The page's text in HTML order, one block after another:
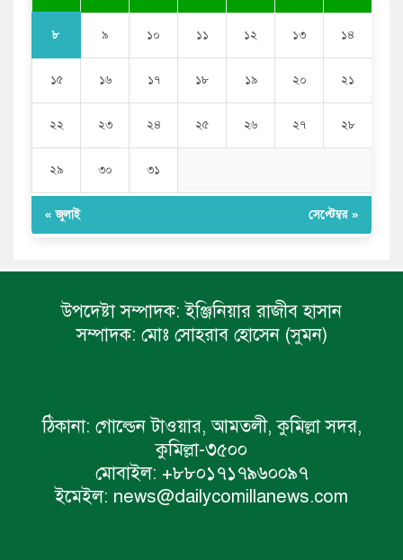
৮ ৯ ১০ ১১ ১২ ১৩ ১৪
১৫ ১৬ ১৭ ১৮ ১৯ ২০ ২১
২২ ২৩ ২৪ ২৫ ২৬ ২৭ ২৮
২৯ ৩০ ৩১
« জুলাই সেপ্টেম্বর »
উপদেষ্টা সম্পাদক: ইঞ্জিনিয়ার রাজীব হাসান
সম্পাদক: মোঃ সোহরাব হোসেন (সুমন)
ঠিকানা: গোল্ডেন টাওয়ার, আমতলী, কুমিল্লা সদর,
কুমিল্লা-৩৫০০
মোবাইল: +৮৮০১৭১৭৯৬০০৯৭
ইমেইল: news@dailycomillanews.com